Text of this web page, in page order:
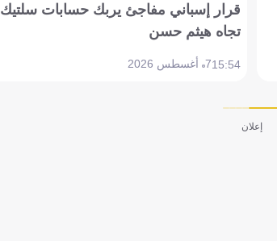
قرار إسباني مفاجئ يربك حسابات سلتيك
تجاه هيثم حسن
15:547 أغسطس 2026
إعلان